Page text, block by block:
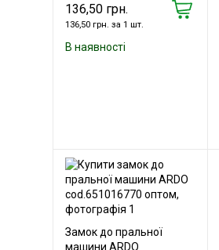
136,50 грн.
136,50 грн. за 1 шт.
В наявності
Замок до пральної
машини ARDO